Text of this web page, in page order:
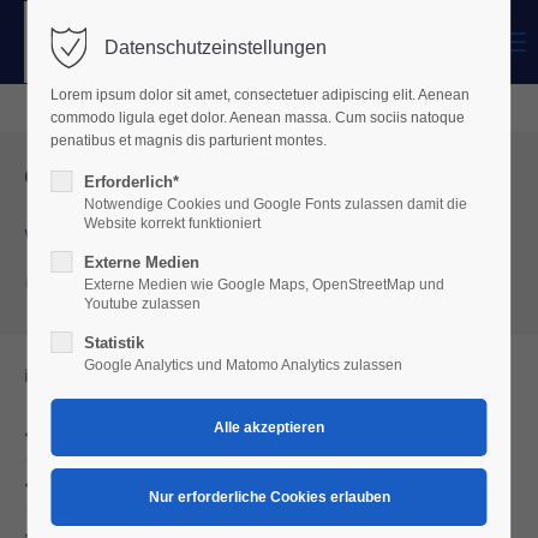
Login
Benutzername
Passwort
Anmelden
Register|Lost your password?
Support
Lorem ipsum dolor sit amet:
Grundstückssuche
Wir suchen und kaufen
Grundstücke und Bauplätze
in den Landkreisen:
Datenschutzeinstellungen
Lorem ipsum dolor sit amet, consectetuer adipiscing elit. Aenean
commodo ligula eget dolor. Aenean massa. Cum sociis natoque
penatibus et magnis dis parturient montes.
Erforderlich*
Notwendige Cookies und Google Fonts zulassen damit die
Website korrekt funktioniert
Externe Medien
Externe Medien wie Google Maps, OpenStreetMap und
Youtube zulassen
Statistik
Google Analytics und Matomo Analytics zulassen